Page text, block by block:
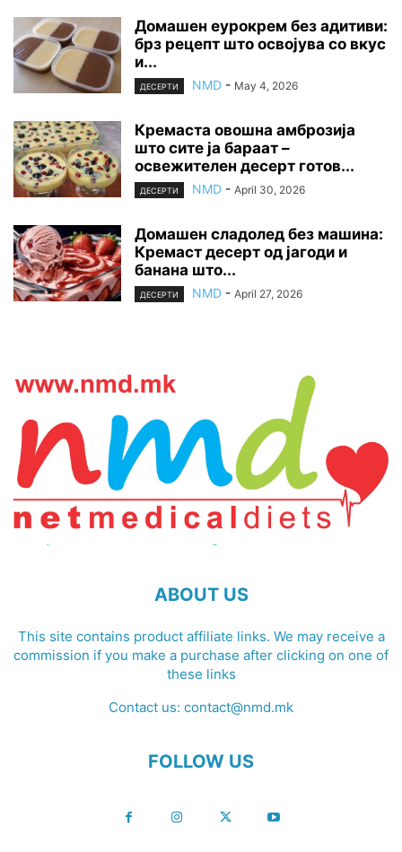
Домашен еурокрем без адитиви:
брз рецепт што освојува со вкус
и...
ДЕСЕРТИ NMD - May 4, 2026
Кремаста овошна амброзија
што сите ја бараат –
освежителен десерт готов...
ДЕСЕРТИ NMD - April 30, 2026
Домашен сладолед без машина:
Кремаст десерт од јагоди и
банана што...
ДЕСЕРТИ NMD - April 27, 2026
ABOUT US
This site contains product affiliate links. We may receive a
commission if you make a purchase after clicking on one of
these links
Contact us: contact@nmd.mk
FOLLOW US